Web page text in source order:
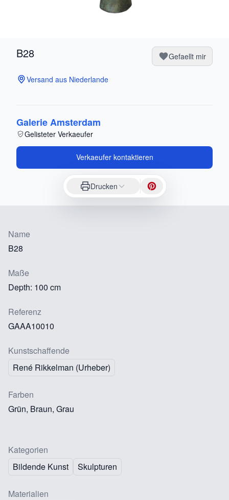
B28 Gefaellt mir
Versand aus Niederlande
Galerie Amsterdam
Gelisteter Verkaeufer
Verkaeufer kontaktieren
Drucken
Name
B28
Maße
Depth: 100 cm
Referenz
GAAA10010
Kunstschaffende
René Rikkelman (Urheber)
Farben
Grün, Braun, Grau
Kategorien
Bildende Kunst
Skulpturen
Materialien